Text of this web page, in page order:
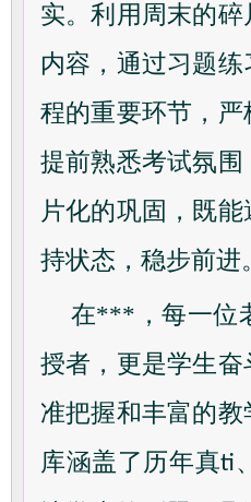
实。利用周末的
内容，通过习题
程的重要环节，
提前熟悉考试氛
片化的巩固，既
持状态，稳步前进
在***，每一位
授者，更是学生
准把握和丰富的
库涵盖了历年真ti